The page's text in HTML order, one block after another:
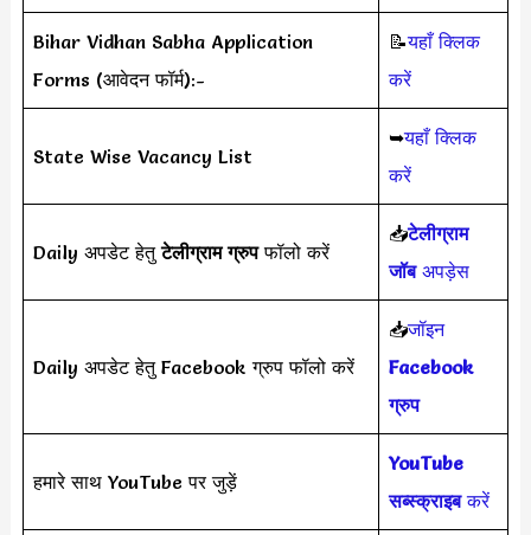
Bihar Vidhan Sabha Application
Forms (आवेदन फॉर्म):-
📝यहाँ क्लिक
करें
State Wise Vacancy List
➥यहाँ क्लिक
करें
Daily अपडेट हेतुटेलीग्राम ग्रुपफॉलो करें
📥टेलीग्राम
जॉबअपड़ेस
Daily अपडेट हेतु Facebook ग्रुप फॉलो करें
📥जॉइन
Facebook
ग्रुप
हमारे साथ YouTube पर जुड़ें
YouTube
सब्स्क्राइबकरें